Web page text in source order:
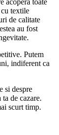
acopera toate
textile
de calitate
au fost
Putem
indiferent ca
si despre
de cazare.
scurt timp.